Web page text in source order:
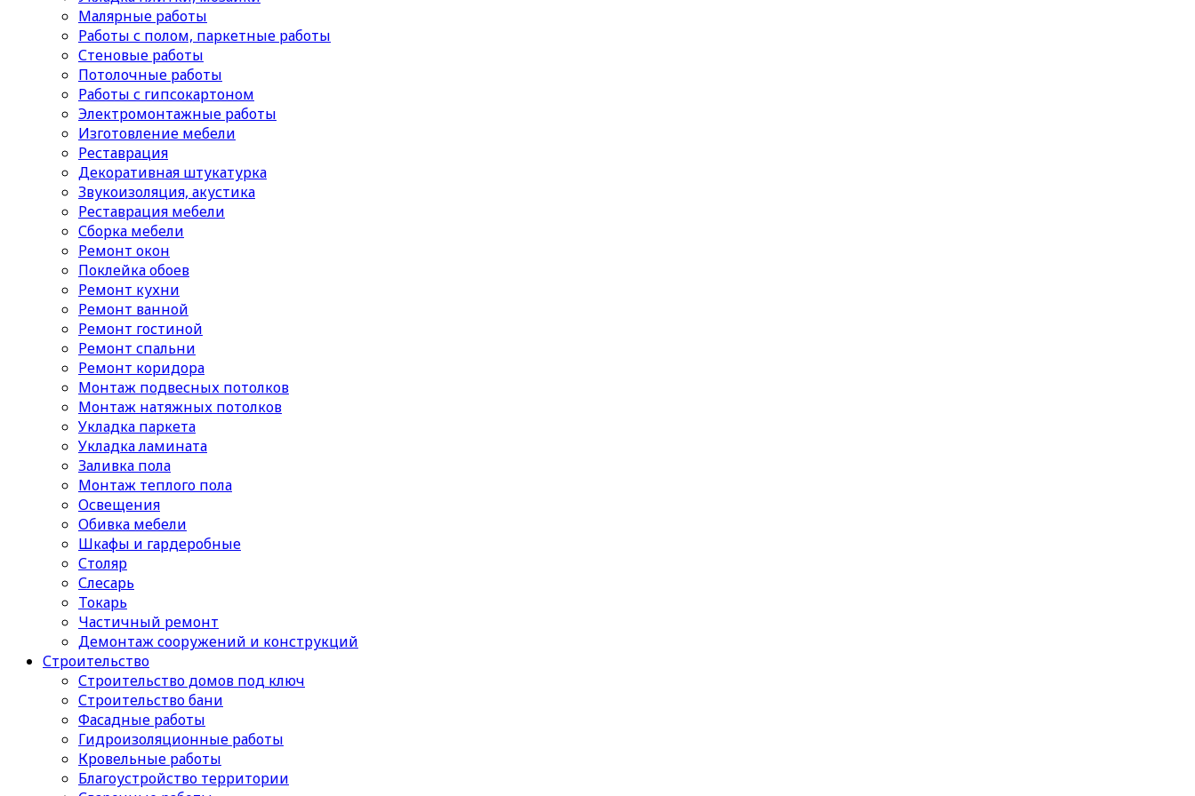
Малярные работы
Работы с полом, паркетные работы
Стеновые работы
Потолочные работы
Работы с гипсокартоном
Электромонтажные работы
Изготовление мебели
Реставрация
Декоративная штукатурка
Звукоизоляция, акустика
Реставрация мебели
Сборка мебели
Ремонт окон
Поклейка обоев
Ремонт кухни
Ремонт ванной
Ремонт гостиной
Ремонт спальни
Ремонт коридора
Монтаж подвесных потолков
Монтаж натяжных потолков
Укладка паркета
Укладка ламината
Заливка пола
Монтаж теплого пола
Освещения
Обивка мебели
Шкафы и гардеробные
Столяр
Слесарь
Токарь
Частичный ремонт
Демонтаж сооружений и конструкций
Строительство
Строительство домов под ключ
Строительство бани
Фасадные работы
Гидроизоляционные работы
Кровельные работы
Благоустройство территории